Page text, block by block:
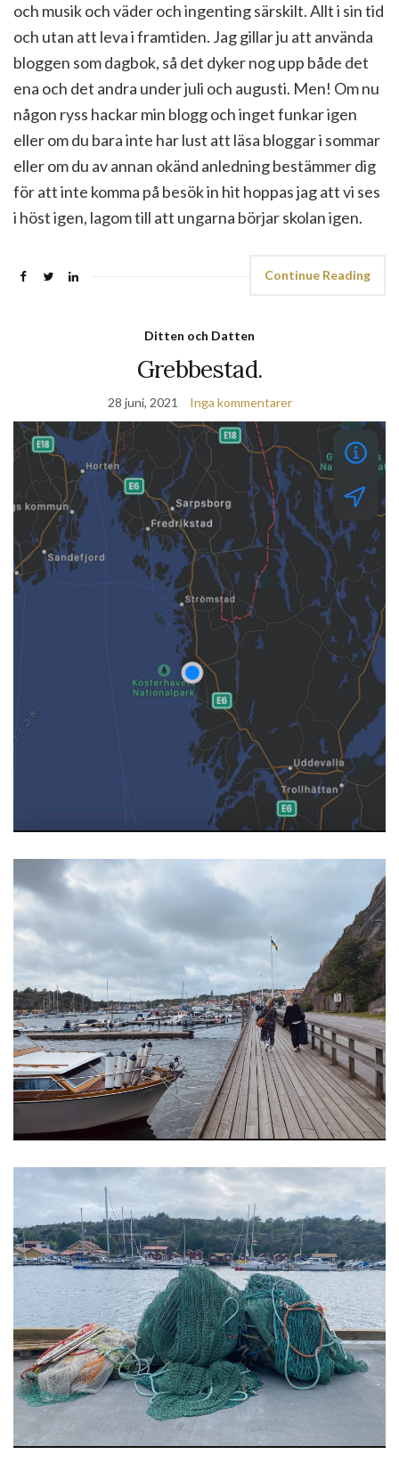
och musik och väder och ingenting särskilt. Allt i sin tid
och utan att leva i framtiden. Jag gillar ju att använda
bloggen som dagbok, så det dyker nog upp både det
ena och det andra under juli och augusti. Men! Om nu
någon ryss hackar min blogg och inget funkar igen
eller om du bara inte har lust att läsa bloggar i sommar
eller om du av annan okänd anledning bestämmer dig
för att inte komma på besök in hit hoppas jag att vi ses
i höst igen, lagom till att ungarna börjar skolan igen.
Continue Reading
Ditten och Datten
Grebbestad.
28 juni, 2021 Inga kommentarer